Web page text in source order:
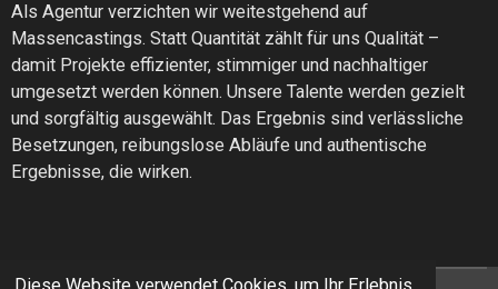
Diese Website verwendet Cookies, um Ihr Erlebnis
Als Agentur verzichten wir weitestgehend auf
Massencastings. Statt Quantität zählt für uns Qualität –
damit Projekte effizienter, stimmiger und nachhaltiger
umgesetzt werden können. Unsere Talente werden gezielt
und sorgfältig ausgewählt. Das Ergebnis sind verlässliche
Besetzungen, reibungslose Abläufe und authentische
Ergebnisse, die wirken.